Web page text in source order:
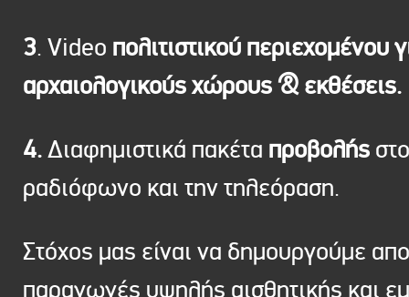
3. Video πολιτιστικού περιεχομένου
αρχαιολογικούς χώρους & εκθέσεις.
4.Διαφημιστικά πακέτα προβολής στο
ραδιόφωνο και την τηλεόραση.
Στόχος μας είναι να δημουργούμε
παραγωγές υψηλής αισθητικής και